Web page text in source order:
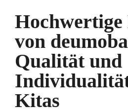
von
Qualität und
Kitas